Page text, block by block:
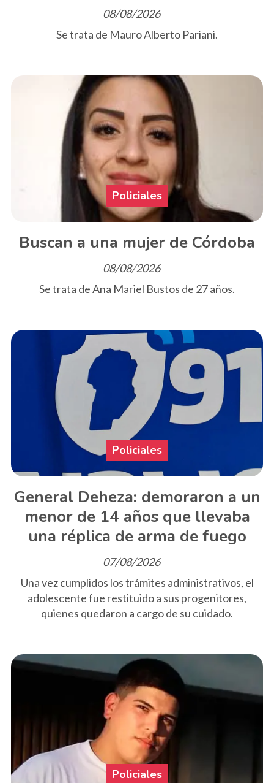
08/08/2026
Se trata de Mauro Alberto Pariani.
Buscan a una mujer de Córdoba
Policiales
08/08/2026
Se trata de Ana Mariel Bustos de 27 años.
General Deheza: demoraron a un
menor de 14 años que llevaba
una réplica de arma de fuego
Policiales
07/08/2026
Una vez cumplidos los trámites administrativos, el
adolescente fue restituido a sus progenitores,
quienes quedaron a cargo de su cuidado.
Policiales